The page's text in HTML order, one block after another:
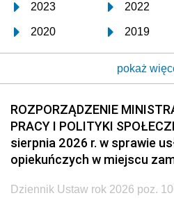
2023 2022
2020 2019
2017 2016
2014 2013
2011 2010
2008 2007
2005 2004
pokaż
ROZPORZĄDZENIE
PRACY I POLITYKI
sierpnia 2026 r. w sprawie
opiekuńczych w miejscu
Dziennik Ustaw rok 2026 poz.